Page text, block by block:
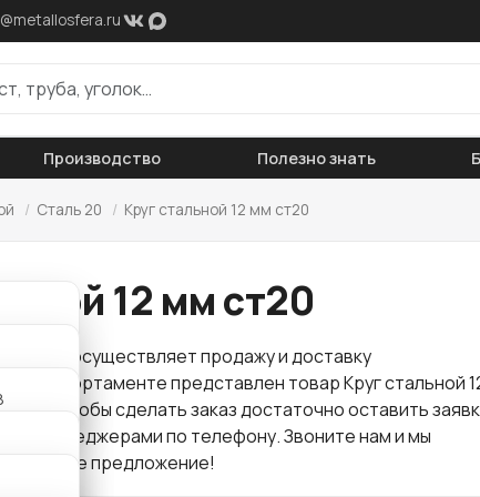
Производство Полезно знать
/ Сталь 20 / Круг стальной 12 мм ст20
12 мм ст20
осуществляет продажу и доставку
нашем сортаменте представлен товар Круг стальной
Чтобы сделать заказ достаточно оставить
менеджерами по телефону. Звоните нам и мы
предложение!